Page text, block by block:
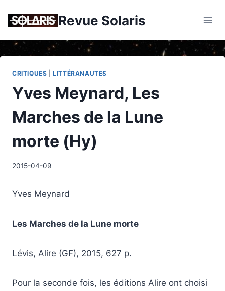
Revue Solaris
CRITIQUES |LITTÉRANAUTES
Yves Meynard, Les
Marches de la Lune
morte (Hy)
2015-04-09
Yves Meynard
Les Marches de la Lune morte
Lévis, Alire (GF), 2015, 627 p.
Pour la seconde fois, les éditions Alire ont choisi